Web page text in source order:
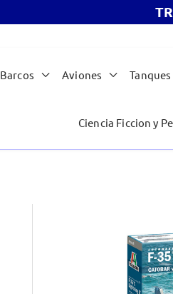
Barcos Aviones Tanques
Ciencia Ficcion y